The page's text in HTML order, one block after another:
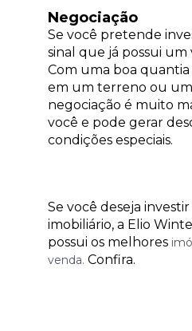
Negociação
Se você pretende
sinal que já possui
Com uma boa
em um terreno ou
negociação é muito
você e pode gerar
condições especiais.
Se você deseja
imobiliário, a Elio
possui os melhores
venda. Confira.